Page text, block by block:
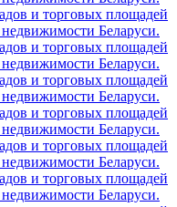
и торговых площадей
Беларуси.
и торговых площадей
Беларуси.
и торговых площадей
Беларуси.
и торговых площадей
Беларуси.
и торговых площадей
Беларуси.
и торговых площадей
Беларуси.